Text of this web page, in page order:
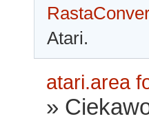
Atari.
atari.area
»